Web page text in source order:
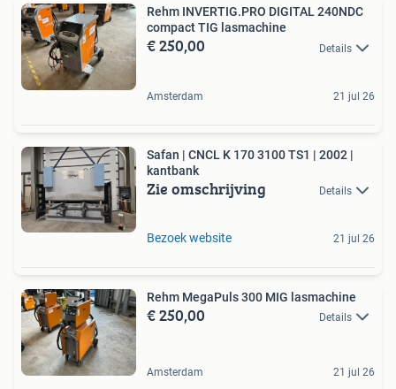
Rehm INVERTIG.PRO DIGITAL 240NDC
compact TIG lasmachine
€ 250,00 Details
Amsterdam 21 jul 26
Safan | CNCL K 170 3100 TS1 | 2002 |
kantbank
Zie omschrijving Details
Bezoek website 21 jul 26
Rehm MegaPuls 300 MIG lasmachine
€ 250,00 Details
Amsterdam 21 jul 26